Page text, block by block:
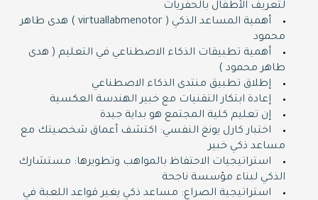
لتعريف الأطفال بالحفريات
أهمية المساعد الذكي ( virtuallabmenotor ) هدى طاهر
محمود
أهمية تطبيقات الذكاء الاصطناعي في التعليم ( هدى
طاهر محمود )
إطلاق تطبيق منتدى الذكاء الاصطناعي
إعادة ابتكار التقنيات مع خبير الهندسة العكسية
إن تعليم كلية المجتمع هو بداية جيدة
اختبار كارل يونغ النفسي: اكتشف أعماق شخصيتك مع
مساعد ذكي خبير
استراتيجيات الاحتفاظ بالمواهب وتطويرها: مستشارك
الذكي لبناء مؤسسة ناجحة
استراتيجية الصراع: مساعد ذكي يغير قواعد اللعبة في